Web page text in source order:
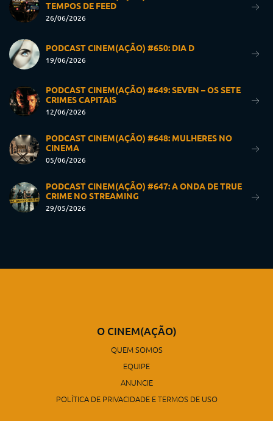
TEMPOS DE FEED
26/06/2026
PODCAST CINEM(AÇÃO) #650: DIA D
19/06/2026
PODCAST CINEM(AÇÃO) #649: SEVEN – OS SETE
CRIMES CAPITAIS
12/06/2026
PODCAST CINEM(AÇÃO) #648: MULHERES NO
CINEMA
05/06/2026
PODCAST CINEM(AÇÃO) #647: A ONDA DE TRUE
CRIME NO STREAMING
29/05/2026
O CINEM(AÇÃO)
QUEM SOMOS
EQUIPE
ANUNCIE
POLÍTICA DE PRIVACIDADE E TERMOS DE USO